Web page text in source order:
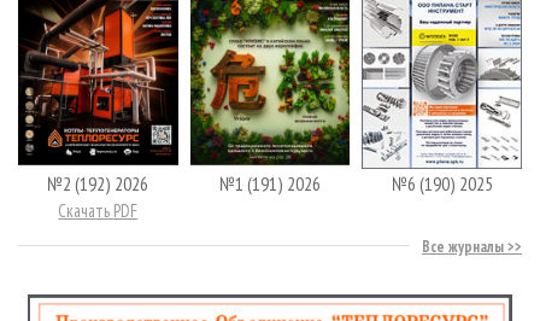
№2 (192) 2026
Скачать PDF
№1 (191) 2026 №6 (190) 2025
Все журналы